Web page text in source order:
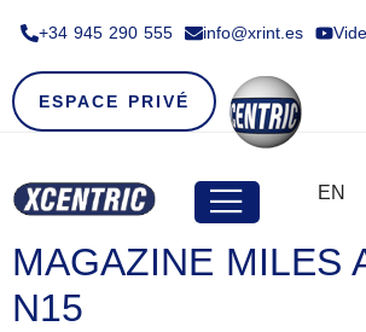
+34 945 290 555​ info@xrint.es
ESPACE PRIVÉ
EN
MAGAZINE MILES
N15